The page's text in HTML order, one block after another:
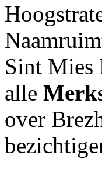
Sint Mies
alle
over